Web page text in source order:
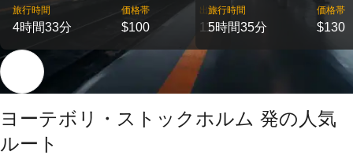
旅行時間
4時間33分
価格帯
$100
出発
11
旅行時間
5時間35分
価格帯
$130
ヨーテボリ・ストックホルム 発の人気
ルート